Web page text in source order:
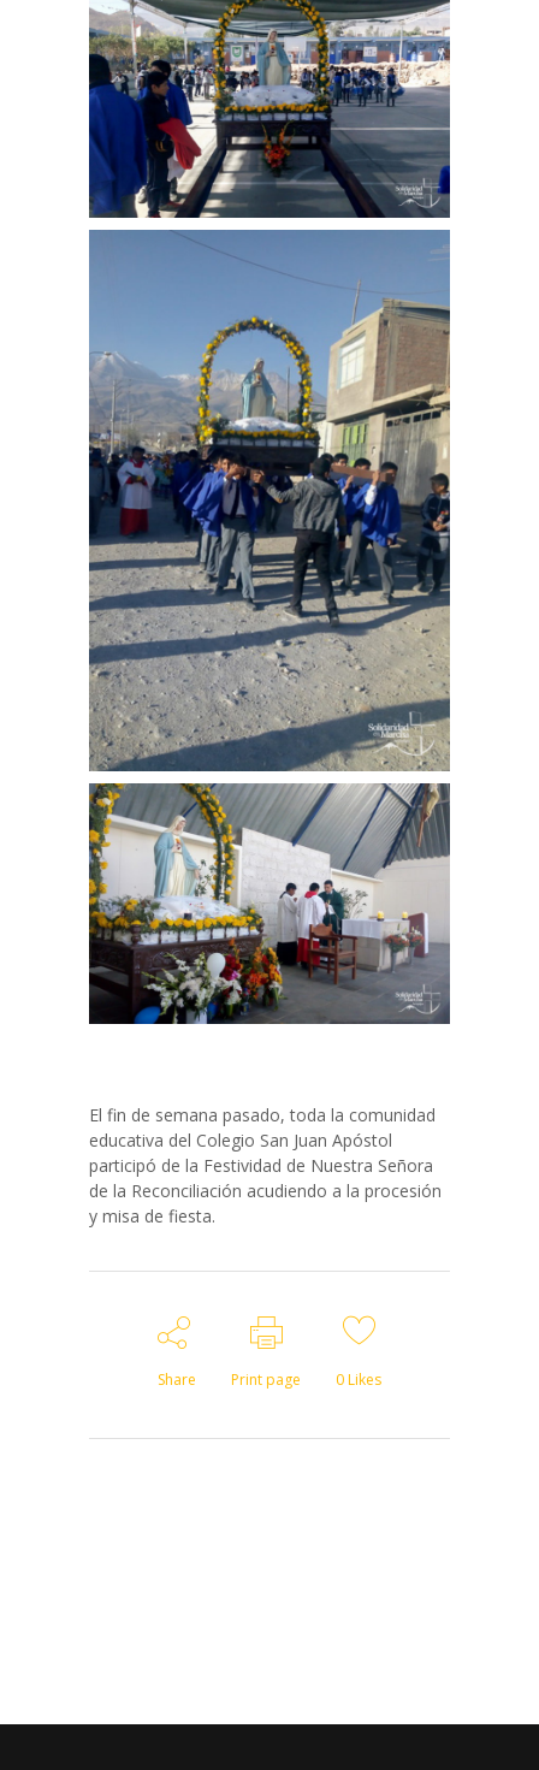
El fin de semana pasado, toda la comunidad
educativa del Colegio San Juan Apóstol
participó de la Festividad de Nuestra Señora
de la Reconciliación acudiendo a la procesión
y misa de fiesta.
Share Print page 0Likes